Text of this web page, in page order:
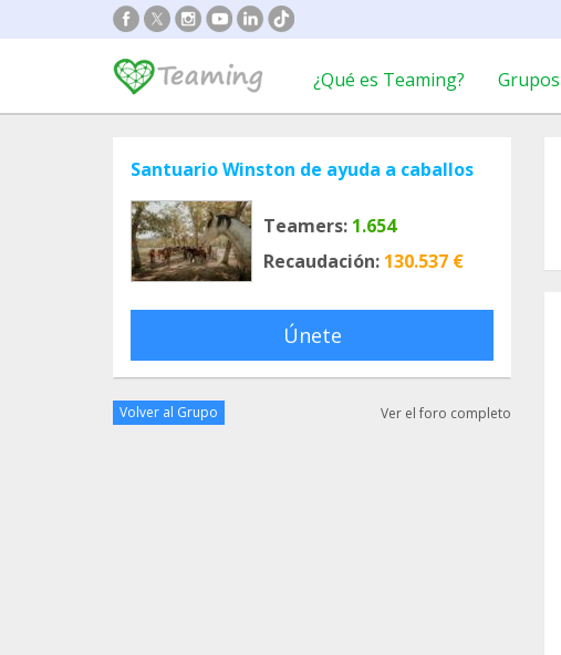
¿Qué es Teaming? Grupos
Santuario Winston de ayuda a caballos
Teamers: 1.654
Recaudación: 130.537 €
Únete
Volver al Grupo Ver el foro completo